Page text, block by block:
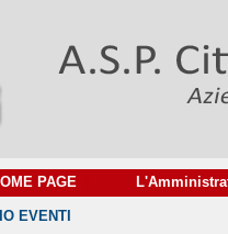
PAGE
EVENTI